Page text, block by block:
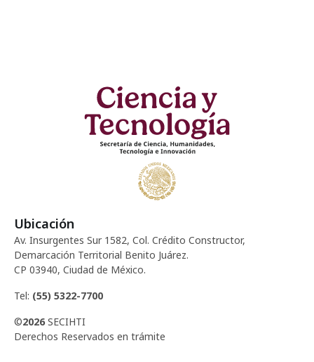
Ubicación
Av. Insurgentes Sur 1582, Col. Crédito Constructor,
Demarcación Territorial Benito Juárez.
CP 03940, Ciudad de México.
Tel: (55) 5322-7700
©2026 SECIHTI
Derechos Reservados en trámite